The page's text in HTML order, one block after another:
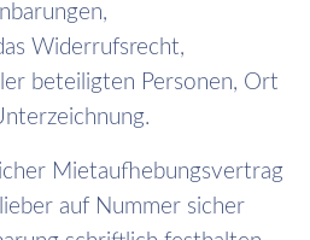
Widerrufsrecht,
beteiligten Personen, Ort
Mietaufhebungsvertrag
auf Nummer sicher